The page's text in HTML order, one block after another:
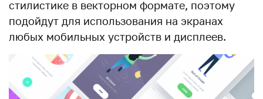
стилистике в векторном формате, поэтому
подойдут для использования на экранах
любых мобильных устройств и дисплеев.